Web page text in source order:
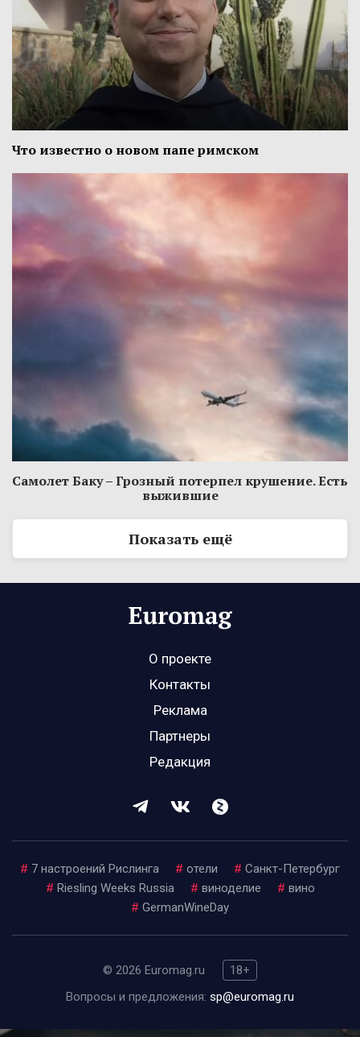
Что известно о новом папе римском
Самолет Баку – Грозный потерпел крушение. Есть
выжившие
Показать ещё
О проекте
Контакты
Реклама
Партнеры
Редакция
# 7 настроений Рислинга # отели # Санкт-Петербург
# Riesling Weeks Russia # виноделие # вино
# GermanWineDay
© 2026 Euromag.ru
18+
Вопросы и предложения: sp@euromag.ru